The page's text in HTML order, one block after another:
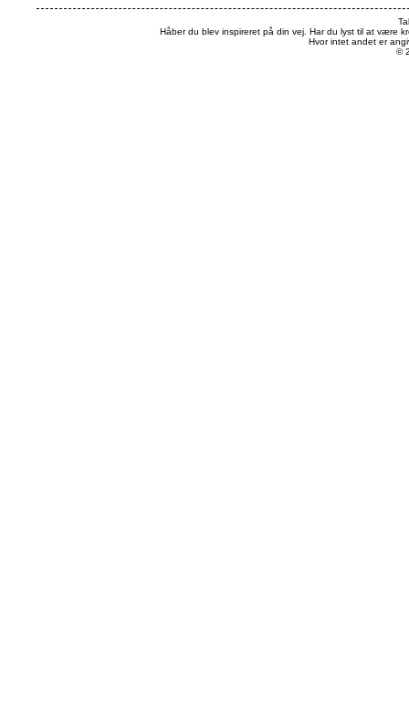
Håber du blev inspireret på din vej. Har du lyst til at være
Hvor intet andet er
©